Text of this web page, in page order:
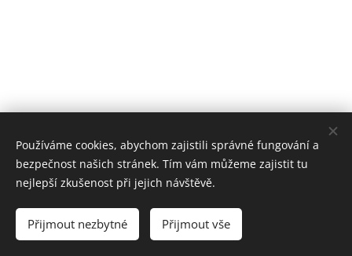
© 2020 Jiřina Slámová, PYRAMIDA, centrum harmonie Chrudim
Cookies
Používáme cookies, abychom zajistili správné fungování a
bezpečnost našich stránek. Tím vám můžeme zajistit tu
nejlepší zkušenost při jejich návštěvě.
Přijmout nezbytné Přijmout vše